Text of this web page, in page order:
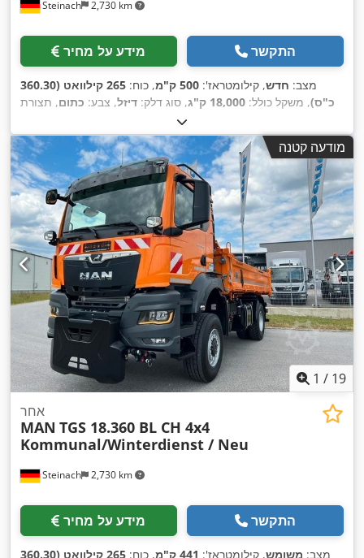
Steinach 2,730 km
מידע על מחיר התקשר
מצב: חדש, קילומטראז': 500 ק"מ , כוח:
265 קילוואט (360.30
כ"ס), משקל כולל: 18,000 ק"ג , סוג דלק: דיזל, צבע: כתום, תצורת
אוטומטי
מ"מ, אורך אזור הטעינה:4,200 מ"מ , גובה תא המטען:600 מ"מ
,
שנת ייצור:2026, ציוד:הנעה בכל הגלגלים, חימום חניה, מיזוג
אוויר, מנוף, מערכת בלימה למניעת נעילה (ABS), תכנית ייצוב
אלקטרונית (ESP),
מודעה קטנה
1 / 19
Steinach 2,730 km
אחר
MAN TGS 18.360 BL CH 4x4
Kommunal/Winterdienst / Neu
מידע על מחיר התקשר
מצב: משומש, קילומטראז': 441 ק"מ , כוח: 265 קילוואט (360.30